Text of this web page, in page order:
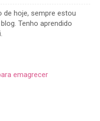
de hoje, sempre estou
Tenho aprendido
emagrecer